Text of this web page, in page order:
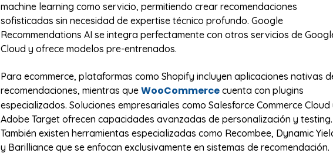
machine learning como servicio, permitiendo crear recomendaciones
sofisticadas sin necesidad de expertise técnico profundo. Google
Recommendations AI se integra perfectamente con otros servicios de
Cloud y ofrece modelos pre-entrenados.
Para ecommerce, plataformas como Shopify incluyen aplicaciones nativas
recomendaciones, mientras que WooCommerce cuenta con plugins
especializados. Soluciones empresariales como Salesforce Commerce Cloud
Adobe Target ofrecen capacidades avanzadas de personalización y testing.
También existen herramientas especializadas como Recombee, Dynamic
y Barilliance que se enfocan exclusivamente en sistemas de recomendación.